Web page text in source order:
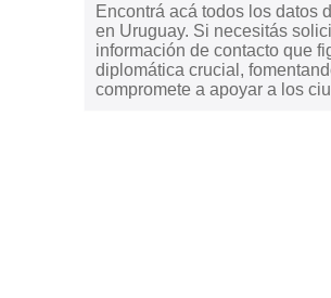
Encontrá acá todos los datos
en Uruguay. Si necesitás
información de contacto que
diplomática crucial,
compromete a apoyar a los